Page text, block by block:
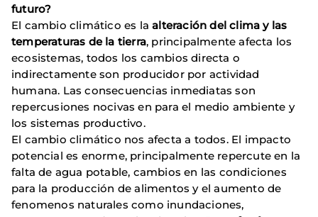
futuro?
El cambio climático es laalteración del clima y las
temperaturas de la tierra, principalmente afecta los
ecosistemas, todos los cambios directa o
indirectamente son producidor por actividad
humana. Las consecuencias inmediatas son
repercusiones nocivas en para el medio ambiente y
los sistemas productivo.
El cambio climático nos afecta a todos. El impacto
potencial es enorme, principalmente repercute en la
falta de agua potable, cambios en las condiciones
para la producción de alimentos y el aumento de
fenomenos naturales como inundaciones,